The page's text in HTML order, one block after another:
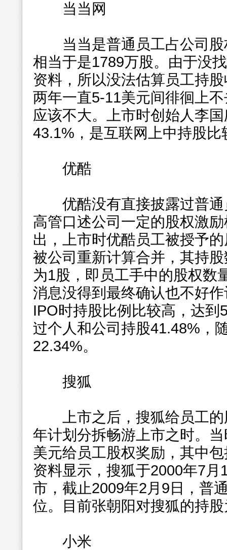
当当网
当当是普通员工占公司股
相当于是1789万股。由于没
资料，所以没法估算员工持
两年一直5-11美元间徘徊上
应该不大。上市时创始人李
43.1%，是互联网上中持股
优酷
优酷没有直接披露过普通
高管口述公司一定的股权激
出，上市时优酷员工被授予
被公司重新计算合并，其持
为1股，即员工手中的股权数
消息没得到最终确认也不好
IPO时持股比例比较高，达到
过个人和公司持股41.48%，
22.34%。
搜狐
上市之后，搜狐给员工的
年计划分拆畅游上市之时。
美元给员工股权奖励，其中
资料显示，搜狐于2000年7
市，截止2009年2月9日，普
位。目前张朝阳对搜狐的持
小米